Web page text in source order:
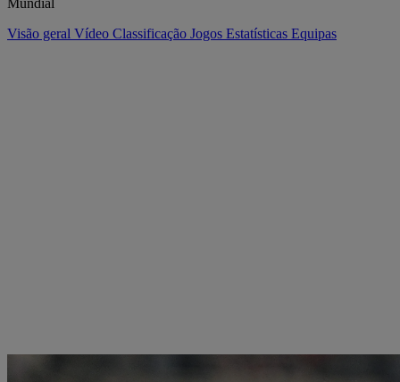
Mundial
Visão geral Vídeo Classificação Jogos Estatísticas Equipas